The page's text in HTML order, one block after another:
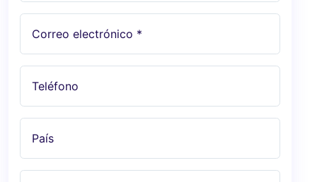
Correo electrónico *
Teléfono
País